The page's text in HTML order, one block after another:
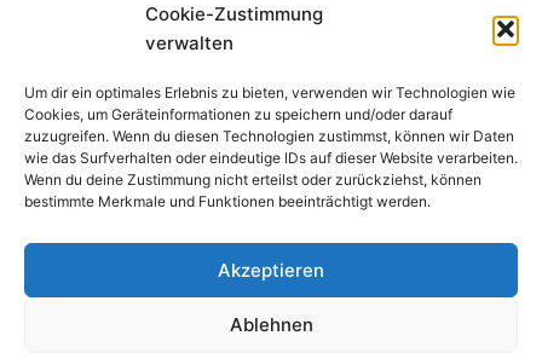
Cookie-Zustimmung
verwalten
Um dir ein optimales Erlebnis zu bieten, verwenden wir Technologien wie
Cookies, um Geräteinformationen zu speichern und/oder darauf
zuzugreifen. Wenn du diesen Technologien zustimmst, können wir Daten
wie das Surfverhalten oder eindeutige IDs auf dieser Website verarbeiten.
Wenn du deine Zustimmung nicht erteilst oder zurückziehst, können
bestimmte Merkmale und Funktionen beeinträchtigt werden.
Akzeptieren
Ablehnen
einem barrierefreien Bürgerzentrum in einer
ehemaligen Schule. Die…
WEITERLESEN„ÜBER
DEN
TELLERRAND“